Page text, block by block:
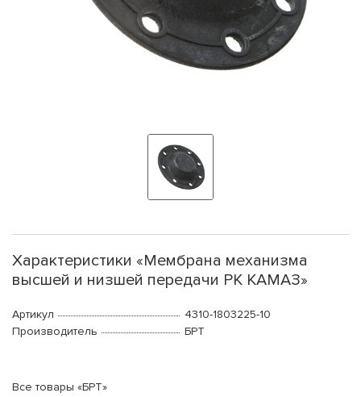
Характеристики «Мембрана механизма
высшей и низшей передачи РК КАМАЗ»
Артикул
4310-1803225-10
Производитель
БРТ
Все товары «БРТ»